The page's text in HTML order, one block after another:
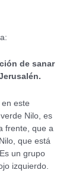
de sanar
este
Nilo, es
frente, que a
que está
un grupo
izquierdo.